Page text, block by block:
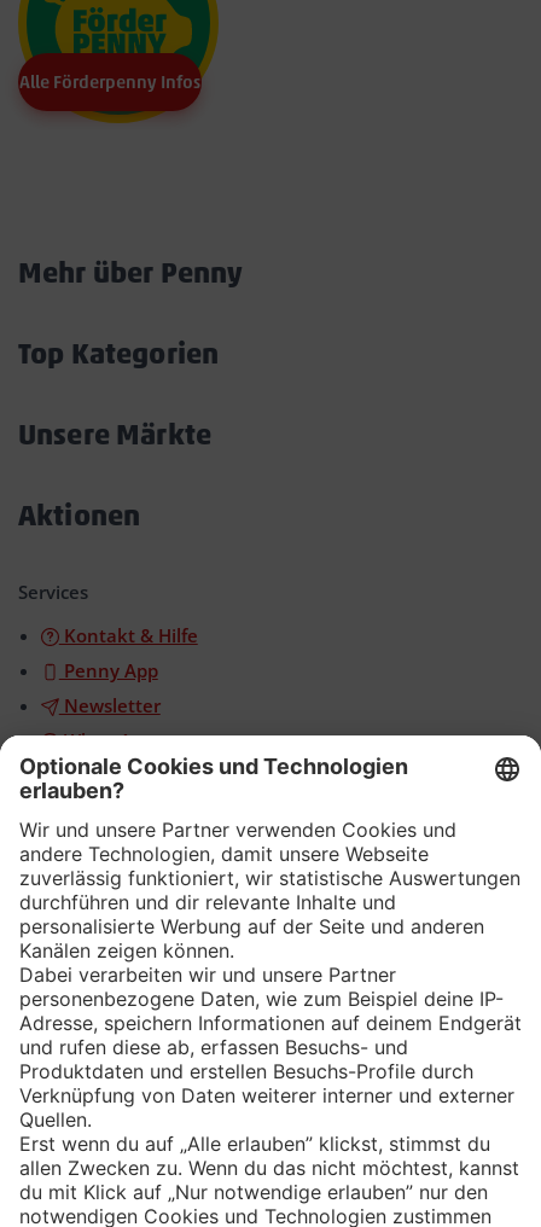
Alle Förderpenny Infos
Mehr über Penny
Top Kategorien
Unsere Märkte
Aktionen
Services
Kontakt & Hilfe
Penny App
Newsletter
WhatsApp
App
Eishockey